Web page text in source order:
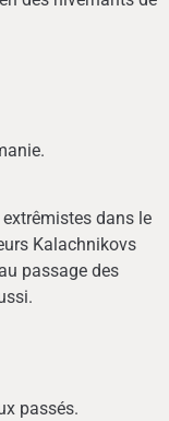
dans le
Kalachnikovs
passage des
passés.